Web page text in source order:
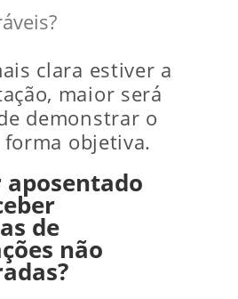
clara estiver a
maior será
demonstrar o
objetiva.
aposentado
de
não